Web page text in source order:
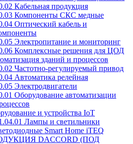
Кабельная продукция
Компоненты СКС медные
Оптический кабель и
Электропитание и мониторинг
Комплексные решения для ЦОД
зданий и процессов
Частотно-регулируемый привод
Автоматика релейная
Электродвигатели
Оборудование автоматизации
и устройства IoT
Лампы и светильники
Smart Home iTEQ
DACCORD (ПОД